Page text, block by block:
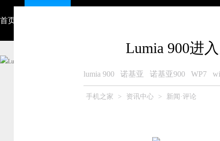
首页
Lumia 900进
lumia 900 诺基亚 诺基亚900 WP7
手机之家 > 资讯中心 > 新闻·评论